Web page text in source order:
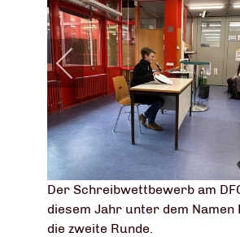
Der Schreibwettbewerb am
diesem Jahr unter dem Namen
die zweite Runde.